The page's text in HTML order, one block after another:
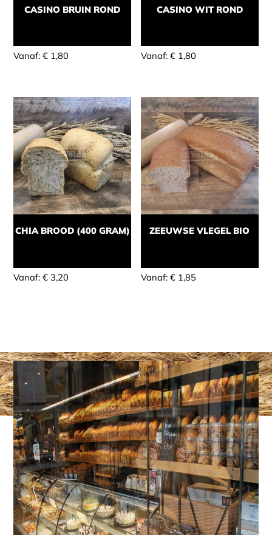
CASINO BRUIN ROND
Vanaf:€ 1,80
CASINO WIT ROND
Vanaf:€ 1,80
CHIA BROOD (400 GRAM)
Vanaf:€ 3,20
ZEEUWSE VLEGEL BIO
Vanaf:€ 1,85